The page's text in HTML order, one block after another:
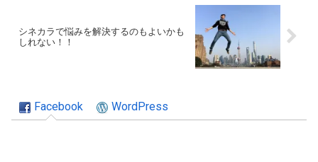
シネカラで悩みを解決するのもよいかも
しれない！！
Facebook WordPress